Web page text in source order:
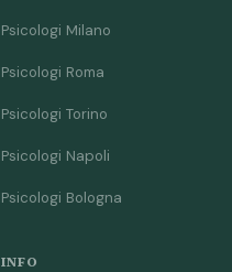
Psicologi Milano
Psicologi Roma
Psicologi Torino
Psicologi Napoli
Psicologi Bologna
INFO